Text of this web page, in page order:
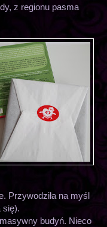
z regionu pasma
Przywodziła na myśl
się).
budyń. Nieco